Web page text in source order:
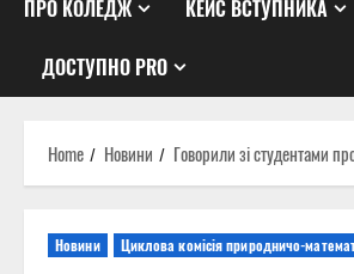
ПРО КОЛЕДЖ КЕЙС ВСТУПНИКА
ДОСТУПНО PRO
Home Новини Говорили зі студентами
Новини Циклова комісія природничо-